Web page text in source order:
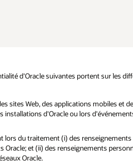
d'Oracle suivantes portent sur les
sites Web, des applications mobiles et
d'Oracle ou lors
du traitement (i) des
et (ii) des renseignements
Oracle.